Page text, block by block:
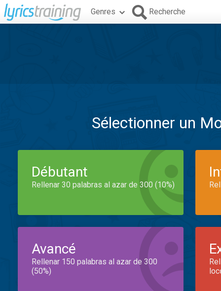
Genres Recherche
Sélectionner un
Débutant
Rellenar 30 palabras al azar de 300 (10%)
Avancé
Rellenar 150 palabras al azar de 300
(50%)